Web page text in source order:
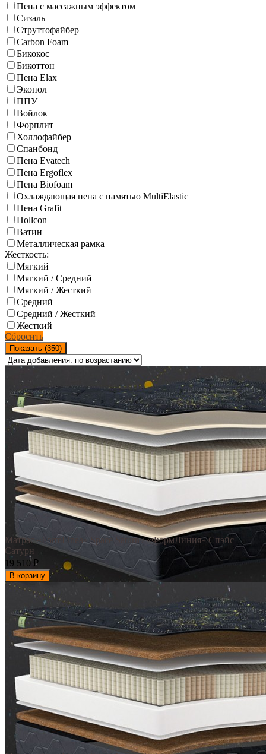
Пена с массажным эффектом
Сизаль
Струттофайбер
Carbon Foam
Бикокос
Бикоттон
Пена Elax
Экопол
ППУ
Войлок
Форплит
Холлофайбер
Спанбонд
Пена Evatech
Пена Ergoflex
Пена Biofoam
Охлаждающая пена с памятью MultiElastic
Пена Grafit
Hollcon
Ватин
Металлическая рамка
Жесткость:
Мягкий
Мягкий / Средний
Мягкий / Жесткий
Средний
Средний / Жесткий
Жесткий
Сбросить
Показать (350)
Матрас «FormLinea» Space Saturn / «ФормЛиния» Спэйс
Сатурн
19 510 ₽
В корзину